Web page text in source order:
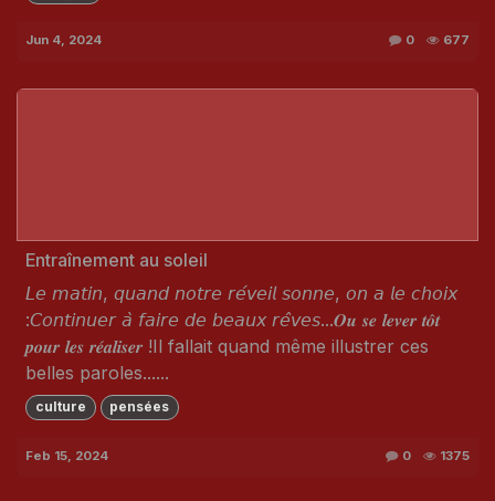
Jun 4, 2024 0 677
Entraînement au soleil
𝘓𝘦 𝘮𝘢𝘵𝘪𝘯, 𝘲𝘶𝘢𝘯𝘥 𝘯𝘰𝘵𝘳𝘦 𝘳𝘦́𝘷𝘦𝘪𝘭 𝘴𝘰𝘯𝘯𝘦, 𝘰𝘯 𝘢 𝘭𝘦 𝘤𝘩𝘰𝘪𝘹
:𝘊𝘰𝘯𝘵𝘪𝘯𝘶𝘦𝘳 𝘢̀ 𝘧𝘢𝘪𝘳𝘦 𝘥𝘦 𝘣𝘦𝘢𝘶𝘹 𝘳𝘦̂𝘷𝘦𝘴...𝑶𝒖 𝒔𝒆 𝒍𝒆𝒗𝒆𝒓 𝒕𝒐̂𝒕
𝒑𝒐𝒖𝒓 𝒍𝒆𝒔 𝒓𝒆́𝒂𝒍𝒊𝒔𝒆𝒓 !Il fallait quand même illustrer ces
belles paroles......
culture pensées
Feb 15, 2024 0 1375